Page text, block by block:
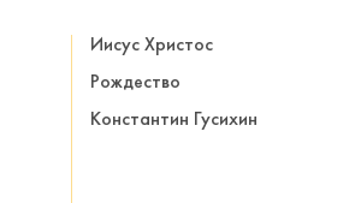
Иисус Христос
Рождество
Константин Гусихин